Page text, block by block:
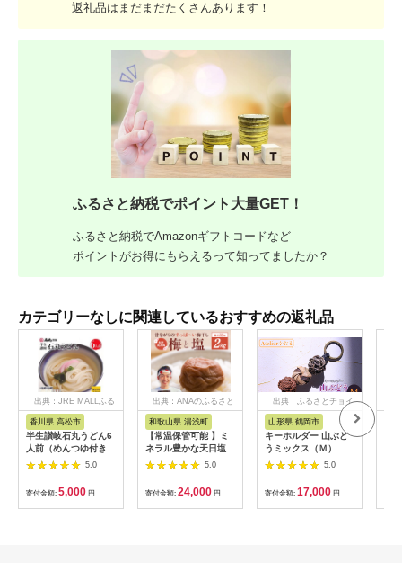
返礼品はまだまだたくさんあります！
ふるさと納税でポイント大量GET！
ふるさと納税でAmazonギフトコードなど
ポイントがお得にもらえるって知ってましたか？
カテゴリーなしに関連しているおすすめの返礼品
出典：JRE MALLふる
さと納税
香川県 高松市
半生讃岐石丸うどん6
人前（めんつゆ付き）
麺300g×2袋
5.0
寄付金額: 5,000 円
出典：ANAのふるさと
和歌山県 湯浅町
【常温保管可能 】ミ
ネラル豊かな天日塩だ
けで漬けた無添加梅干
し2kg 梅ボーイズ｜
B201_EP6024
5.0
寄付金額: 24,000 円
出典：ふるさとチョイ
山形県 鶴岡市
キーホルダー 山ぶど
うミックス（Ｍ） 山
形県鶴岡市 アトリエ
かおる | 山葡萄 雑貨
キーホルダー ギフト
贈り物 お取り寄せ 返
礼品
5.0
寄付金額: 17,000 円